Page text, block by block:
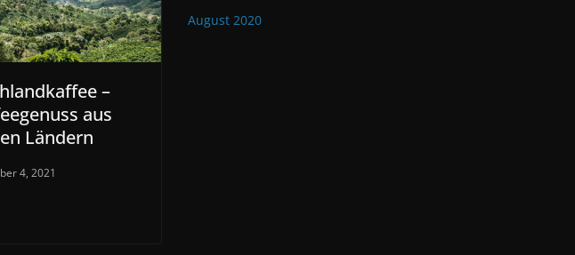
–
aus
Ländern
4, 2021
August 2020